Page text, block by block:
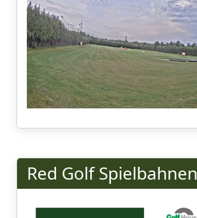
Red Golf Spielbahnen